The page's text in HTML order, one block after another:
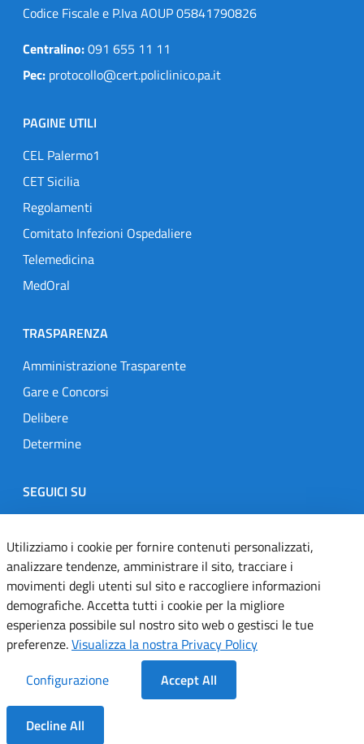
Codice Fiscale e P.Iva AOUP 05841790826
Centralino:091 655 11 11
Pec: protocollo@cert.policlinico.pa.it
PAGINE UTILI
CEL Palermo1
CET Sicilia
Regolamenti
Comitato Infezioni Ospedaliere
Telemedicina
MedOral
TRASPARENZA
Amministrazione Trasparente
Gare e Concorsi
Delibere
Determine
SEGUICI SU
Designers Italia
TwitterInstagramYoutubeLinkedin
Dichiarazione di accessibilità
Informativa cookie
Note legali
Servizi Applicativi
Utilizziamo i cookie per fornire contenuti personalizzati,
analizzare tendenze, amministrare il sito, tracciare i
movimenti degli utenti sul sito e raccogliere informazioni
demografiche. Accetta tutti i cookie per la migliore
esperienza possibile sul nostro sito web o gestisci le tue
preferenze.Visualizza la nostra Privacy Policy
Configurazione
Accept All
Decline All